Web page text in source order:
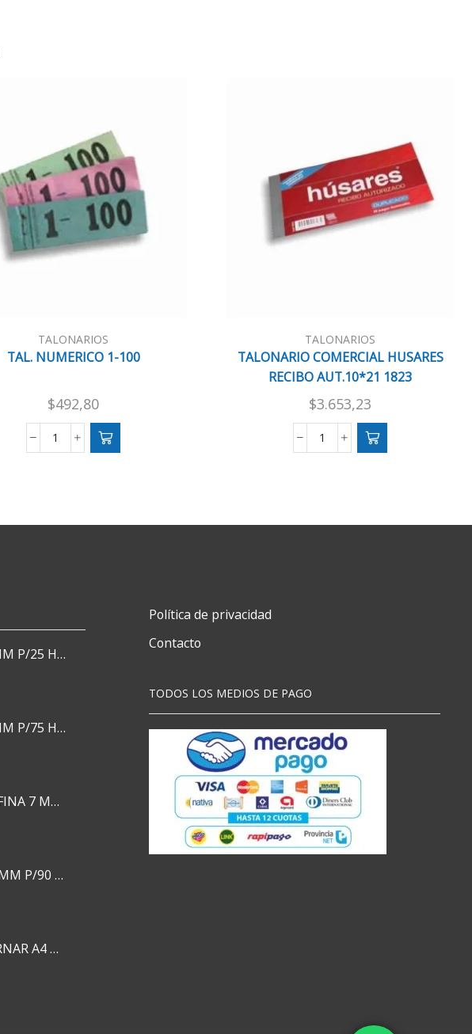
TALONARIOS
TAL. NUMERICO 1-100
$492,80
TAL.
TALONARIOS
TALONARIO COMERCIAL HUSARES
RECIBO AUT.10*21 1823
$3.653,23
TALONARIO
1823
ESPIRAL PLASTICO 7 MM P/25 HJS X50x3000
ESPIRAL PLASTICO 9 MM P/75 HJS X50X2400
SILICONA BARRA CBX FINA 7 MM 28 CM
ESPIRAL PLASTICO 12 MM P/90 HJS X50X1500
TAPA PARA ENCUADERNAR A4 TRANSP x50x500
Política de privacidad
Contacto
TODOS LOS MEDIOS DE PAGO